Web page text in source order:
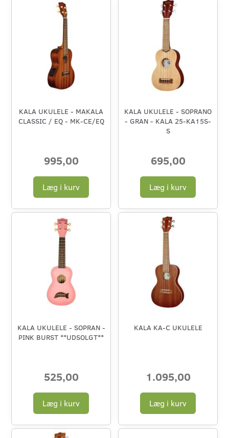
KALA UKULELE - MAKALA
CLASSIC / EQ - MK-CE/EQ
995,00
Læg i kurv
KALA UKULELE - SOPRANO
- GRAN - KALA 25-KA15S-
S
695,00
Læg i kurv
KALA UKULELE - SOPRAN -
PINK BURST **UDSOLGT**
525,00
Læg i kurv
KALA KA-C UKULELE
1.095,00
Læg i kurv